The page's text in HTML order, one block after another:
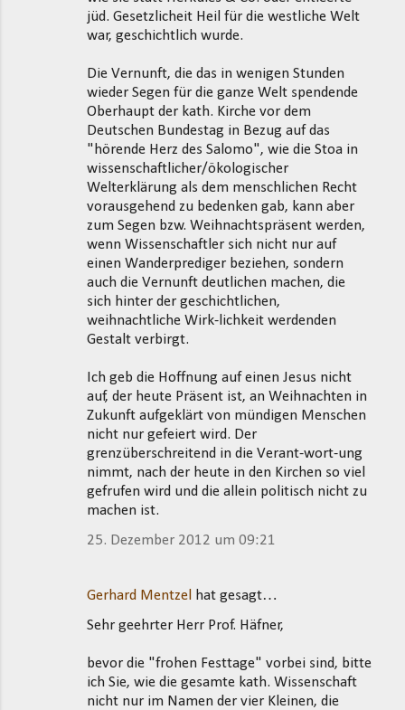
jüd. Gesetzlicheit Heil für die westliche Welt
war, geschichtlich wurde.
Die Vernunft, die das in wenigen Stunden
wieder Segen für die ganze Welt spendende
Oberhaupt der kath. Kirche vor dem
Deutschen Bundestag in Bezug auf das
"hörende Herz des Salomo", wie die Stoa in
wissenschaftlicher/ökologischer
Welterklärung als dem menschlichen Recht
vorausgehend zu bedenken gab, kann aber
zum Segen bzw. Weihnachtspräsent werden,
wenn Wissenschaftler sich nicht nur auf
einen Wanderprediger beziehen, sondern
auch die Vernunft deutlichen machen, die
sich hinter der geschichtlichen,
weihnachtliche Wirk-lichkeit werdenden
Gestalt verbirgt.
Ich geb die Hoffnung auf einen Jesus nicht
auf, der heute Präsent ist, an Weihnachten in
Zukunft aufgeklärt von mündigen Menschen
nicht nur gefeiert wird. Der
grenzüberschreitend in die Verant-wort-ung
nimmt, nach der heute in den Kirchen so viel
gefrufen wird und die allein politisch nicht zu
machen ist.
25. Dezember 2012 um 09:21
Gerhard Mentzel
hat gesagt…
Sehr geehrter Herr Prof. Häfner,
bevor die "frohen Festtage" vorbei sind, bitte
ich Sie, wie die gesamte kath. Wissenschaft
nicht nur im Namen der vier Kleinen, die